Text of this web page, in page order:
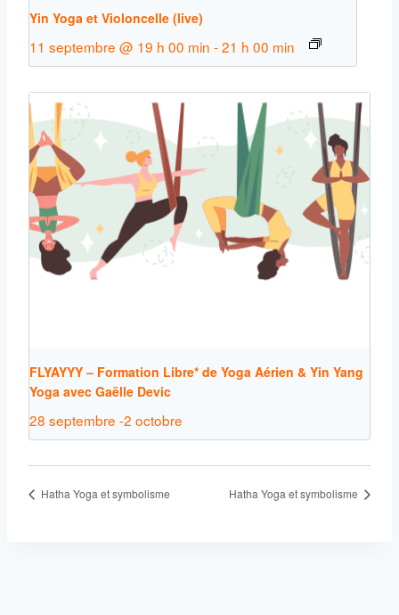
Yin Yoga et Violoncelle (live)
11 septembre @ 19 h 00 min -21 h 00 min
FLYAYYY – Formation Libre* de Yoga Aérien & Yin Yang
Yoga avec Gaëlle Devic
28 septembre -2 octobre
Hatha Yoga et symbolisme Hatha Yoga et symbolisme